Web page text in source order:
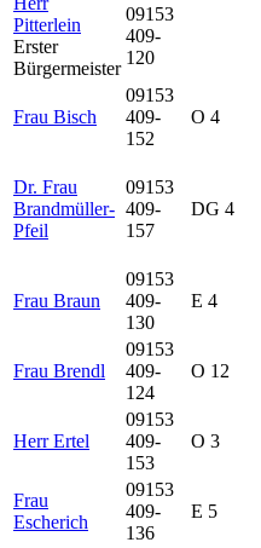
Pitterlein
Erster
Bürgermeister
09153
409-
120
Frau Bisch
09153
409-
152
O 4
Dr. Frau
Brandmüller-
Pfeil
09153
409-
157
DG 4
Frau Braun
09153
409-
130
E 4
Frau Brendl
09153
409-
124
O 12
Herr Ertel
09153
409-
153
O 3
Frau
Escherich
09153
409-
136
E 5